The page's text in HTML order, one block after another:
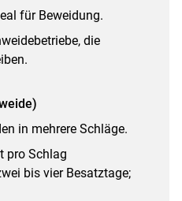
für Beweidung.
die
in mehrere Schläge.
pro Schlag
bis vier Besatztage;